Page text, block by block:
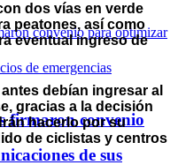
firmaron convenio
de sus
dos vías en verde
peatones, así como
eventual ingreso de
debían ingresar al
gracias a la decisión
hacerlo por su
de ciclistas y centros